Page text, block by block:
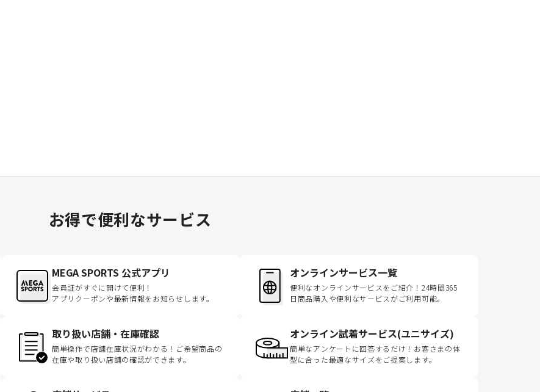
お得で便利なサービス
MEGA SPORTS 公式アプリ
会員証がすぐに開けて便利！
アプリクーポンや最新情報をお知らせします。
オンラインサービス一覧
便利なオンラインサービスをご紹介！24時間365
日商品購入や便利なサービスがご利用可能。
取り扱い店舗・在庫確認
簡単操作で店舗在庫状況がわかる！ご希望商品の
在庫や取り扱い店舗の確認ができます。
オンライン試着サービス(ユニサイズ)
簡単なアンケートに回答するだけ！お客さまの体
型に合った最適なサイズをご提案します。